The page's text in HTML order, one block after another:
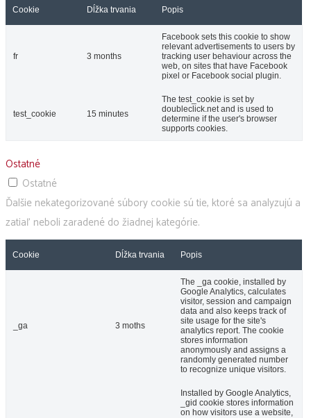
Cookie Dĺžka trvania Popis
fr 3 months
Facebook sets this cookie to show
relevant advertisements to users by
tracking user behaviour across the
web, on sites that have Facebook
pixel or Facebook social plugin.
test_cookie 15 minutes
The test_cookie is set by
doubleclick.net and is used to
determine if the user's browser
supports cookies.
Ostatné
Ostatné
Ďalšie nekategorizované súbory cookie sú tie, ktoré sa analyzujú a
zatiaľ neboli zaradené do žiadnej kategórie.
Cookie Dĺžka trvania Popis
_ga 3 moths
The _ga cookie, installed by
Google Analytics, calculates
visitor, session and campaign
data and also keeps track of
site usage for the site's
analytics report. The cookie
stores information
anonymously and assigns a
randomly generated number
to recognize unique visitors.
Installed by Google Analytics,
_gid cookie stores information
on how visitors use a website,